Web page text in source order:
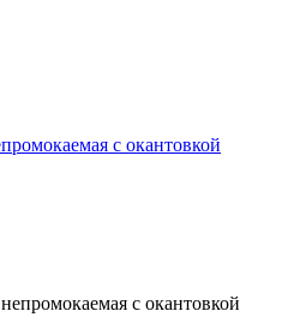
с окантовкой